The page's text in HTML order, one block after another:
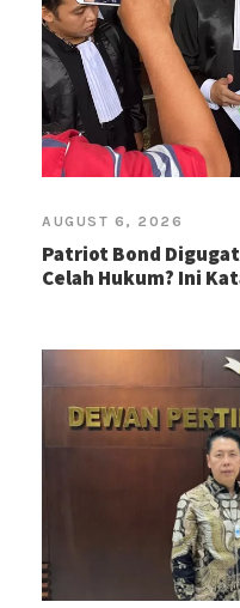
AUGUST 6, 2026
Patriot Bond
Celah Hukum? Ini